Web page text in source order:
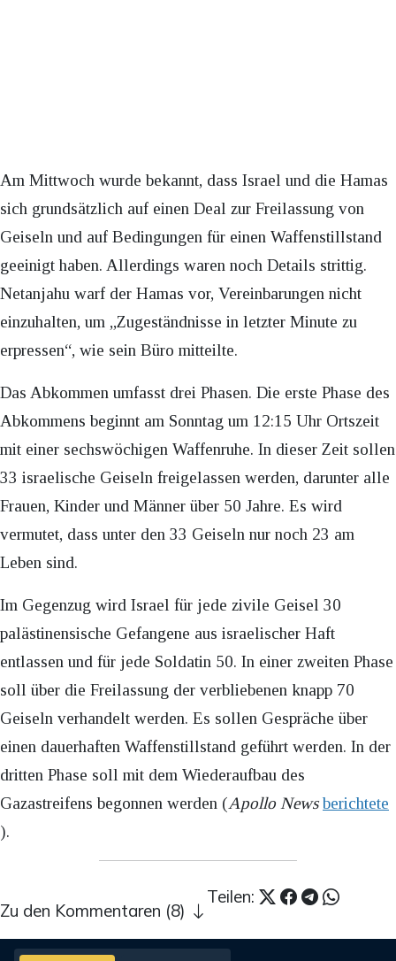
Am Mittwoch wurde bekannt, dass Israel und die Hamas
sich grundsätzlich auf einen Deal zur Freilassung von
Geiseln und auf Bedingungen für einen Waffenstillstand
geeinigt haben. Allerdings waren noch Details strittig.
Netanjahu warf der Hamas vor, Vereinbarungen nicht
einzuhalten, um „Zugeständnisse in letzter Minute zu
erpressen“, wie sein Büro mitteilte.
Das Abkommen umfasst drei Phasen. Die erste Phase des
Abkommens beginnt am Sonntag um 12:15 Uhr Ortszeit
mit einer sechswöchigen Waffenruhe. In dieser Zeit sollen
33 israelische Geiseln freigelassen werden, darunter alle
Frauen, Kinder und Männer über 50 Jahre. Es wird
vermutet, dass unter den 33 Geiseln nur noch 23 am
Leben sind.
Im Gegenzug wird Israel für jede zivile Geisel 30
palästinensische Gefangene aus israelischer Haft
entlassen und für jede Soldatin 50. In einer zweiten Phase
soll über die Freilassung der verbliebenen knapp 70
Geiseln verhandelt werden. Es sollen Gespräche über
einen dauerhaften Waffenstillstand geführt werden. In der
dritten Phase soll mit dem Wiederaufbau des
Gazastreifens begonnen werden (Apollo News berichtete
).
Teilen:
Zu den Kommentaren (8)